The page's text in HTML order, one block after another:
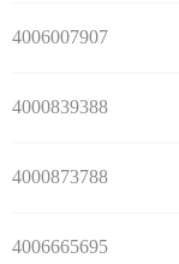
4006007907
4000839388
4000873788
4006665695